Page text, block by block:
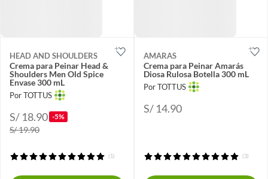
HEAD AND SHOULDERS
Crema para Peinar Head &
Shoulders Men Old Spice
Envase 300 mL
Por TOTTUS
S/ 18.90 -5%
S/ 19.90
(1)
AMARAS
Crema para Peinar Amarás
Diosa Rulosa Botella 300 mL
Por TOTTUS
S/ 14.90
(3)